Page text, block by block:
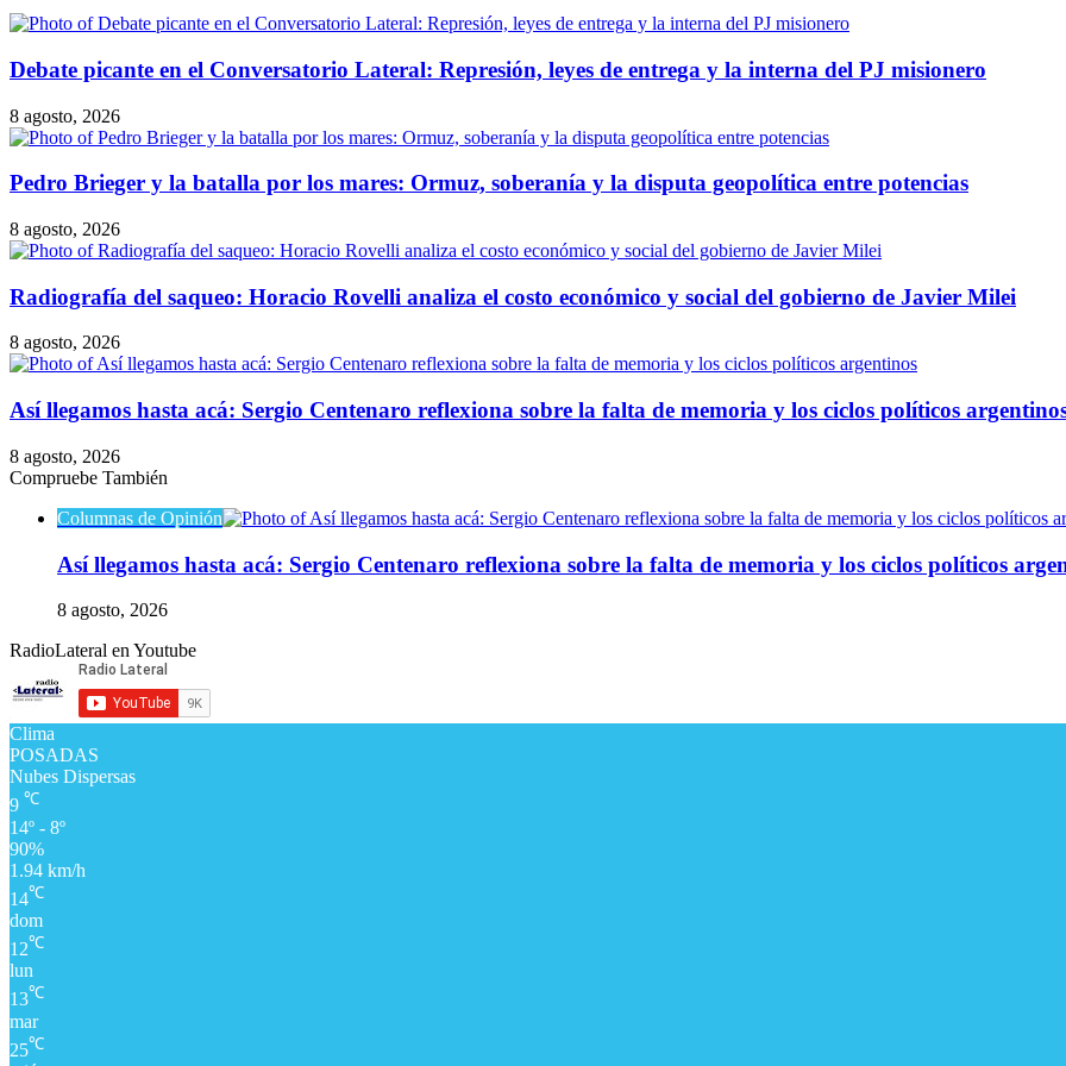
Debate picante en el Conversatorio Lateral: Represión, leyes de entrega y la interna del PJ misionero
8 agosto, 2026
Pedro Brieger y la batalla por los mares: Ormuz, soberanía y la disputa geopolítica entre potencias
8 agosto, 2026
Radiografía del saqueo: Horacio Rovelli analiza el costo económico y social del gobierno de Javier Milei
8 agosto, 2026
Así llegamos hasta acá: Sergio Centenaro reflexiona sobre la falta de memoria y los ciclos políticos
8 agosto, 2026
Compruebe También
Columnas de Opinión
Así llegamos hasta acá: Sergio Centenaro reflexiona sobre la falta de memoria y los ciclos políticos
8 agosto, 2026
RadioLateral en Youtube
Clima
POSADAS
Nubes Dispersas
9 ℃
14º - 8º
90%
1.94 km/h
14℃
dom
12℃
lun
13℃
mar
25℃